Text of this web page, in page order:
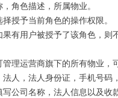
角色描述，所属物业。
授予当前角色的操作权限。
有用户被授予了该角色，
理运营商旗下的所有物业，
人，法人身份证，手机号码
公司名称，法人信息以及收